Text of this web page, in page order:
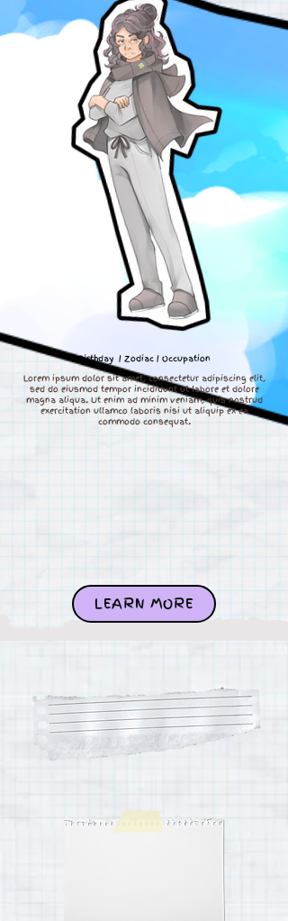
Birthday | Zodiac | Occupation
Lorem ipsum dolor sit amet, consectetur adipiscing elit,
sed do eiusmod tempor incididunt ut labore et dolore
magna aliqua. Ut enim ad minim veniam, quis nostrud
exercitation ullamco laboris nisi ut aliquip ex ea
commodo consequat.
LEARN MORE